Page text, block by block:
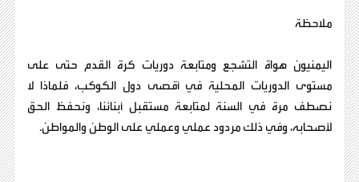
ملاحظة
اليمنيون هواة التشجع ومتابعة دوريات كرة القدم حتى على
مستوى الدوريات المحلية في أقصى دول الكوكب، فلماذا لا
نصطف مرة في السنة لمتابعة مستقبل أبنائنا، ونحفظ الحق
لأصحابه، وفي ذلك مردود عملي وعملي على الوطن والمواطن.